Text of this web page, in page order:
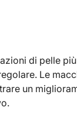
di pelle
Le
un